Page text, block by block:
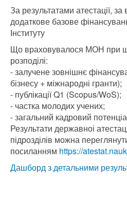
За результатами атестації,
додаткове базове
Інституту
Що враховувалося МОН при
розподілі:
- залучене зовнішнє
бізнесу + міжнародні гранти);
- публікації Q1 (Scopus/WoS);
- частка молодих учених;
- загальний кадровий
Результати державноі
підрозділів можна
посиланням https://
Дашборд з детальними